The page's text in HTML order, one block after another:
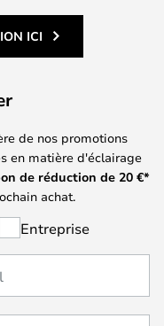
ICI
de nos promotions
en matière d'éclairage
de réduction de 20 €*
achat.
Entreprise